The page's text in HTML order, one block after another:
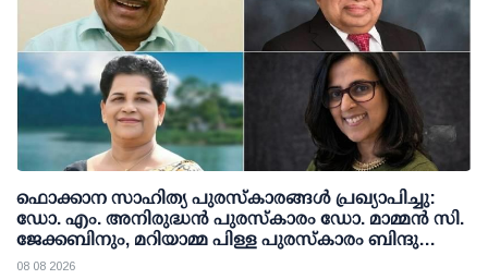
ഫൊക്കാന സാഹിത്യ പുരസ്‌കാരങ്ങള്‍ പ്രഖ്യാപിച്ചു:
ഡോ. എം. അനിരുദ്ധന്‍ പുരസ്‌കാരം ഡോ. മാമ്മന്‍ സി.
ജേക്കബിനും, മറിയാമ്മ പിള്ള പുരസ്‌കാരം ബിന്ദു
കാനയ്ക്കും
08 08 2026